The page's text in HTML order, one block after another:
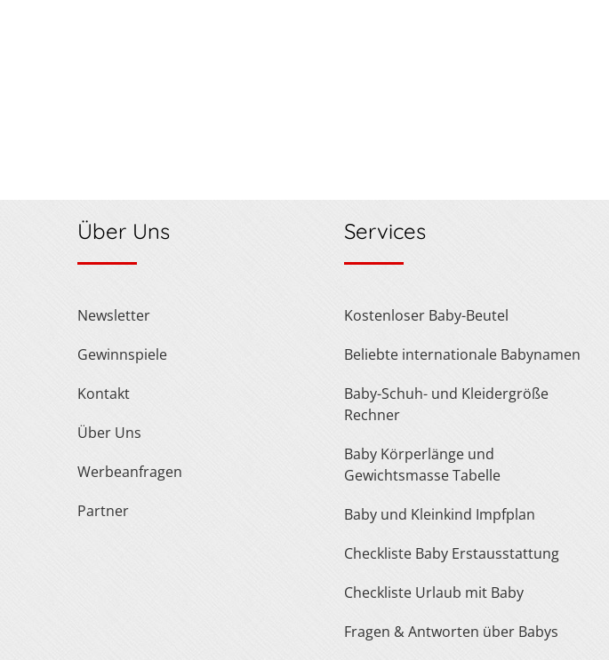
Über Uns
Newsletter
Gewinnspiele
Kontakt
Über Uns
Werbeanfragen
Partner
Services
Kostenloser Baby-Beutel
Beliebte internationale Babynamen
Baby-Schuh- und Kleidergröße
Rechner
Baby Körperlänge und
Gewichtsmasse Tabelle
Baby und Kleinkind Impfplan
Checkliste Baby Erstausstattung
Checkliste Urlaub mit Baby
Fragen & Antworten über Babys